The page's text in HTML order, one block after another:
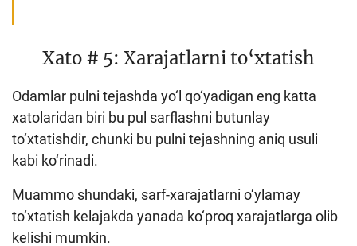
Xato # 5: Xarajatlarni to‘xtatish
Odamlar pulni tejashda yo‘l qo‘yadigan eng katta
xatolaridan biri bu pul sarflashni butunlay
to‘xtatishdir, chunki bu pulni tejashning aniq usuli
kabi ko‘rinadi.
Muammo shundaki, sarf-xarajatlarni o‘ylamay
to‘xtatish kelajakda yanada ko‘proq xarajatlarga olib
kelishi mumkin.